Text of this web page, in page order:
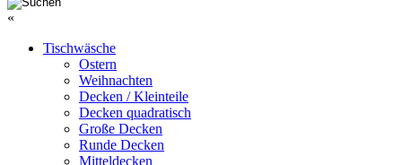
«
Tischwäsche
Ostern
Weihnachten
Decken / Kleinteile
Decken quadratisch
Große Decken
Runde Decken
Mitteldecken